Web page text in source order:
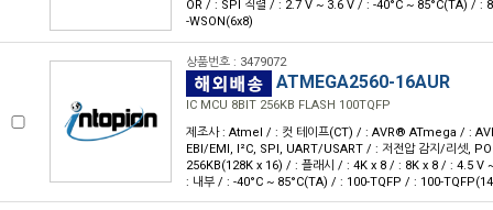
OR / : SPI 직렬 / : 2.7 V ~ 3.6 V / : -40°C ~ 85°C(TA) / :
-WSON(6x8)
상품번호 : 3479072
ATMEGA2560-16AUR
IC MCU 8BIT 256KB FLASH 100TQFP
제조사 : Atmel / : 컷 테이프(CT) / : AVR® ATmega / :
EBI/EMI, I²C, SPI, UART/USART / : 저전압 감지/리셋,
256KB(128K x 16) / : 플래시 / : 4K x 8 / : 8K x 8 / : 4.5
: 내부 / : -40°C ~ 85°C(TA) / : 100-TQFP / : 100-